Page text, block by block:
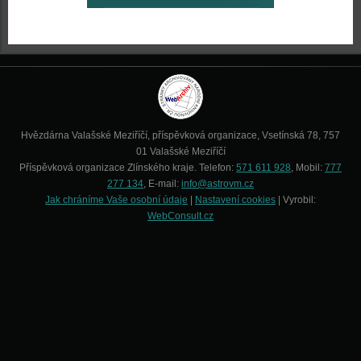
Hvězdárna Valašské Meziříčí, příspěvková organizace, Vsetínská 78, 757
01 Valašské Meziříčí
Příspěvková organizace Zlínského kraje. Telefon: 571 611 928, Mobil: 777
277 134, E-mail: info@astrovm.cz
Jak chráníme Vaše osobní údaje
Nastavení cookies | Vyrobil:
WebConsult.cz